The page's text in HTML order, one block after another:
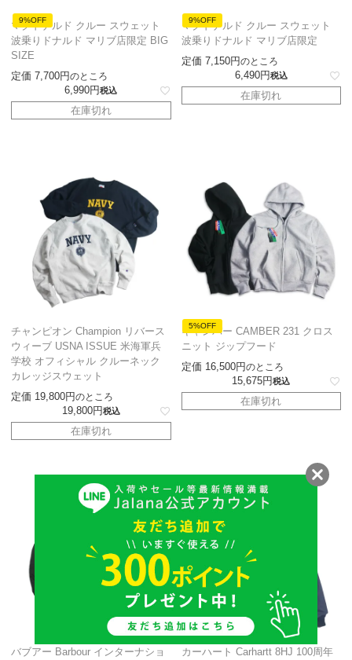
9%OFF
マクドナルド クルー スウェット
波乗りドナルド マリブ店限定 BIG
SIZE
定価 7,700 のところ
6,990 税込
在庫切れ
9%OFF
マクドナルド クルー スウェット
波乗りドナルド マリブ店限定
定価 7,150 のところ
6,490 税込
在庫切れ
チャンピオン Champion リバース
ウィーブ USNA ISSUE 米海軍兵
学校 オフィシャル クルーネック
カレッジスウェット
定価 19,800 のところ
19,800 税込
在庫切れ
5%OFF
キャンバー CAMBER 231 クロス
ニット ジップフード
定価 16,500 のところ
15,675 税込
在庫切れ
バブアー Barbour インターナショ カーハート Carhartt 8HJ 100周年